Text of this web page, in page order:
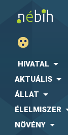
HIVATAL
AKTUÁLIS
ÁLLAT
ÉLELMISZER
NÖVÉNY